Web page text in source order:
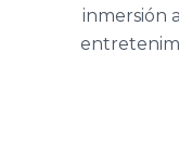
inmersión